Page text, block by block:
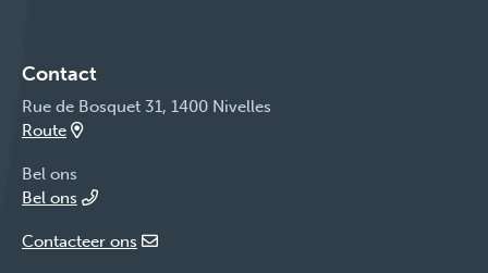
Contact
Rue de Bosquet 31, 1400 Nivelles
Route
Bel ons
Bel ons
Contacteer ons